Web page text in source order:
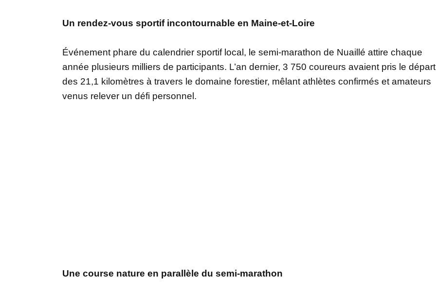
Un rendez-vous sportif incontournable en Maine-et-Loire
Événement phare du calendrier sportif local, le semi-marathon de Nuaillé attire chaque
année plusieurs milliers de participants. L’an dernier, 3 750 coureurs avaient pris le départ
des 21,1 kilomètres à travers le domaine forestier, mêlant athlètes confirmés et amateurs
venus relever un défi personnel.
Une course nature en parallèle du semi-marathon